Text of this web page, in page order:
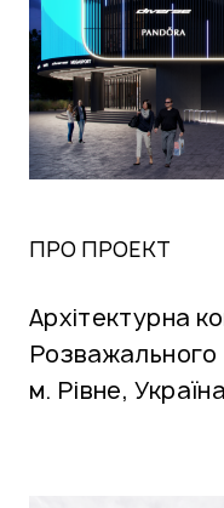
ПРО ПРОЕКТ
Архітектурна
м. Рівне, Україна